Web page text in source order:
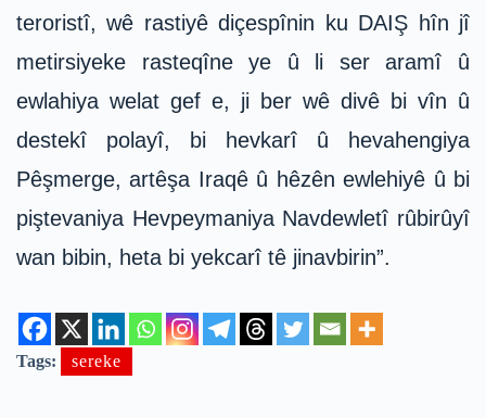
teroristî, wê rastiyê diçespînin ku DAIŞ hîn jî
metirsiyeke rasteqîne ye û li ser aramî û
ewlahiya welat gef e, ji ber wê divê bi vîn û
destekî polayî, bi hevkarî û hevahengiya
Pêşmerge, artêşa Iraqê û hêzên ewlehiyê û bi
piştevaniya Hevpeymaniya Navdewletî rûbirûyî
wan bibin, heta bi yekcarî tê jinavbirin”.
Tags: sereke